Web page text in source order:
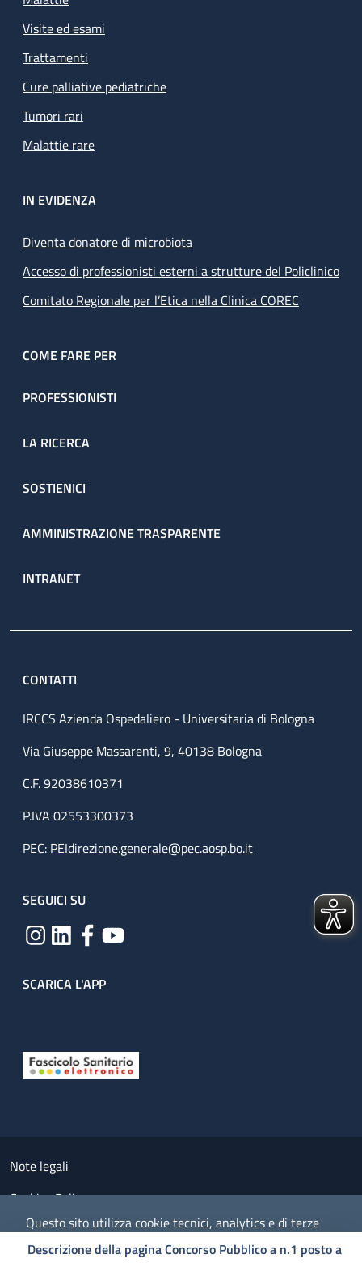
Questo sito utilizza cookie tecnici, analytics e di terze
parti.Proseguendo nella navigazione accetti l'utilizzo dei
cookie.
Descrizione della pagina Concorso Pubblico a n.1 posto a
Visite ed esami
Trattamenti
Cure palliative pediatriche
Tumori rari
Malattie rare
IN EVIDENZA
Diventa donatore di microbiota
Accesso di professionisti esterni a strutture del Policlinico
Comitato Regionale per l’Etica nella Clinica COREC
COME FARE PER
PROFESSIONISTI
LA RICERCA
SOSTIENICI
AMMINISTRAZIONE TRASPARENTE
INTRANET
CONTATTI
IRCCS Azienda Ospedaliero - Universitaria di Bologna
Via Giuseppe Massarenti, 9, 40138 Bologna
C.F. 92038610371
P.IVA 02553300373
PEC: PEIdirezione.generale@pec.aosp.bo.it
SEGUICI SU
SCARICA L'APP
Small prints
Note legali
Cookies Policy
Policy privacy e protezione del dato personale